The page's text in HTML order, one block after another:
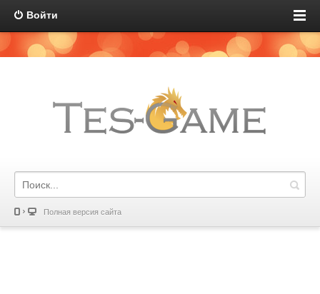
Войти
Полная версия сайта